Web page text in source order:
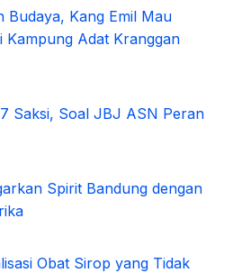
Budaya, Kang Emil Mau
Kampung Adat Kranggan
Saksi, Soal JBJ ASN Peran
Spirit Bandung dengan
Obat Sirop yang Tidak